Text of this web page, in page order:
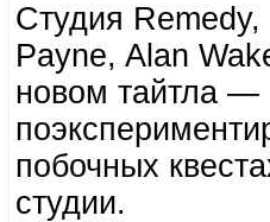
Студия
Payne, Alan
новом тайтла —
побочных
студии.